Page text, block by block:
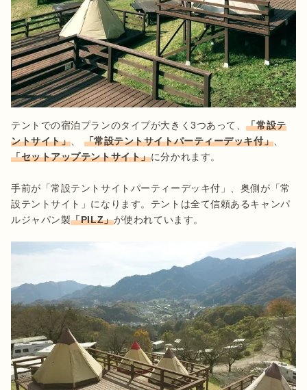
テントでの宿泊プランのタイプが大きく3つあって、「常設テ
ントサイト」、 「常設テントサイトパーティーデッキ付」、
「セットアップテントサイト」に分かれます。
手前が「常設テントサイトパーティーデッキ付」、奥側が「常
設テントサイト」になります。テントは全て信頼あるキャンパ
ルジャパン製「PILZ」が使われています。